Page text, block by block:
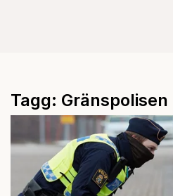
Tagg: Gränspolisen